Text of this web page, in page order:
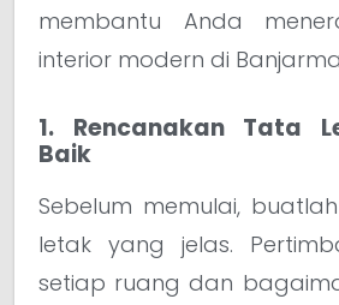
membantu Anda
interior modern di
1. Rencanakan Tata
Baik
Sebelum memulai,
letak yang jelas.
setiap ruang dan